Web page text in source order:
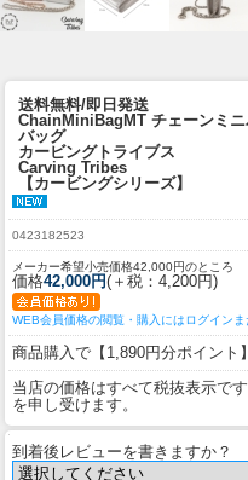
送料無料/即日発送
ChainMiniBagMT チェーンミニ
バッグ
カービングトライブス
Carving Tribes
【カービングシリーズ】
0423182523
メーカー希望小売価格42,000円のところ
価格42,000円(＋税：4,200円)
WEB会員価格の閲覧・購入にはログイン
商品購入で【1,890円分ポイント
当店の価格はすべて税抜表示で
を申し受けます。
到着後レビューを書きますか？